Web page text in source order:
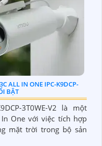
ALL IN ONE IPC-K9DCP-
BẬT
3T0WE-V2 là một
One với việc tích hợp
mặt trời trong bộ sản